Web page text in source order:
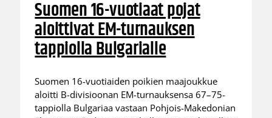
Suomen 16-vuotiaat pojat
aloittivat EM-turnauksen
tappiolla Bulgarialle
Suomen 16-vuotiaiden poikien maajoukkue
aloitti B-divisioonan EM-turnauksensa 67–75-
tappiolla Bulgariaa vastaan Pohjois-Makedonian